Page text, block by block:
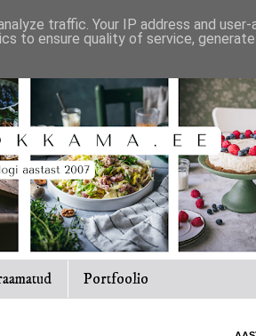
Portfoolio
traffic. Your IP address and user-
to ensure quality of service,